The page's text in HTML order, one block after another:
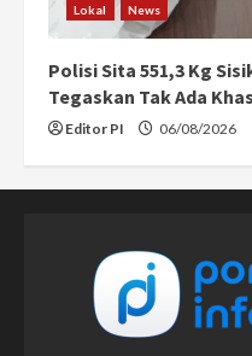
Lokal News
Polisi Sita 551,3 Kg
Tegaskan Tak Ada
Editor PI 06/08/2026